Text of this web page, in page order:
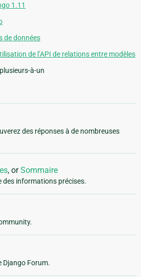
1.11
de données
de l’API de relations entre modèles
à-un
des réponses à de nombreuses
, orSommaire
des informations précises.
Django Forum.